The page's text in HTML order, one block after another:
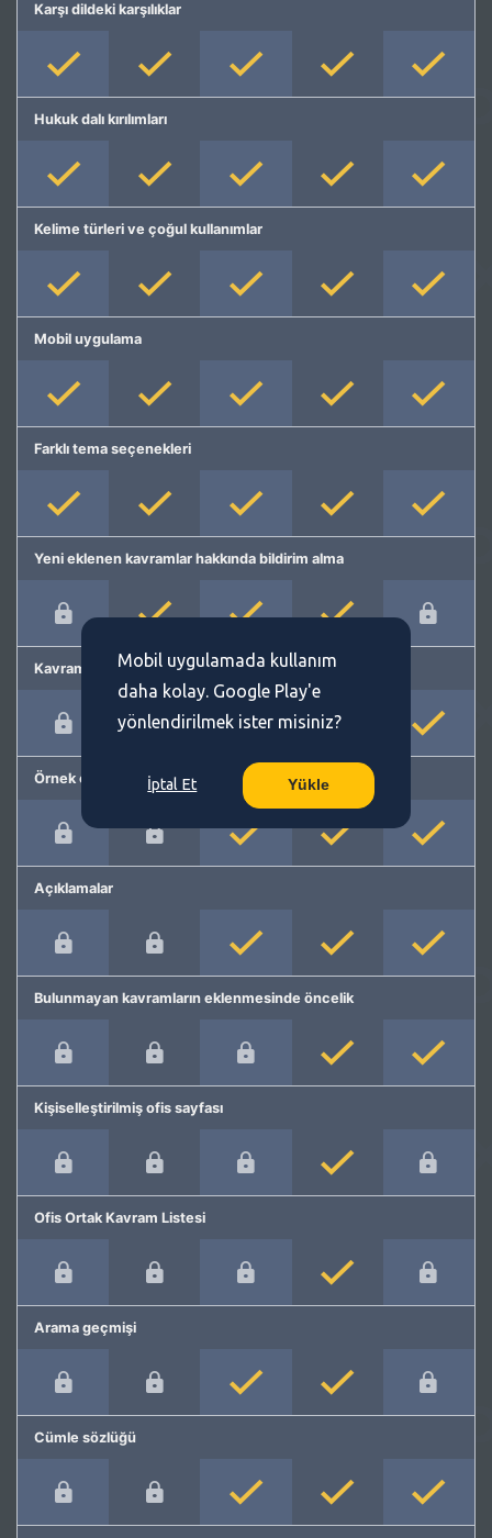
Karşı dildeki karşılıklar
Hukuk dalı kırılımları
Kelime türleri ve çoğul kullanımlar
Mobil uygulama
Farklı tema seçenekleri
Yeni eklenen kavramlar hakkında bildirim alma
Kavram önerme
Örnek cümleler
Açıklamalar
Bulunmayan kavramların eklenmesinde öncelik
Kişiselleştirilmiş ofis sayfası
Ofis Ortak Kavram Listesi
Arama geçmişi
Cümle sözlüğü
Mobil uygulamada kullanım
daha kolay. Google Play'e
yönlendirilmek ister misiniz?
İptal Et Yükle